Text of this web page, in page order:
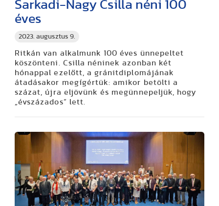
2023. augusztus 9.
Sarkadi-Nagy Csilla néni 100
éves
Ritkán van alkalmunk 100 éves ünnepeltet
köszönteni. Csilla néninek azonban két
hónappal ezelőtt, a gránitdiplomájának
átadásakor megígértük: amikor betölti a
százat, újra eljövünk és megünnepeljük, hogy
„évszázados” lett.